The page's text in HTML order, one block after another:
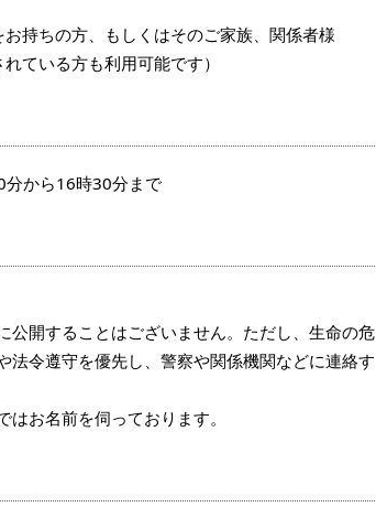
持ちの方、もしくはそのご家族、関係者様
ている方も利用可能です）
分から16時30分まで
開することはございません。ただし、生命の危
令遵守を優先し、警察や関係機関などに連絡す
お名前を伺っております。